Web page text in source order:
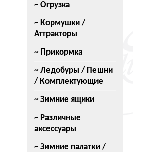
~ Огрузка
~ Кормушки /
Аттракторы
~ Прикормка
~ Ледобуры / Пешни
/ Комплектующие
~ Зимние ящики
~ Различные
аксессуары
~ Зимние палатки /